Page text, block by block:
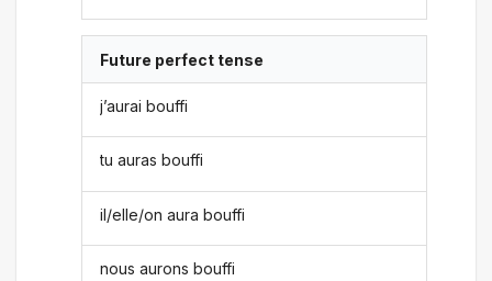
Future perfect tense
j’aurai bouffi
tu auras bouffi
il/elle/on aura bouffi
nous aurons bouffi